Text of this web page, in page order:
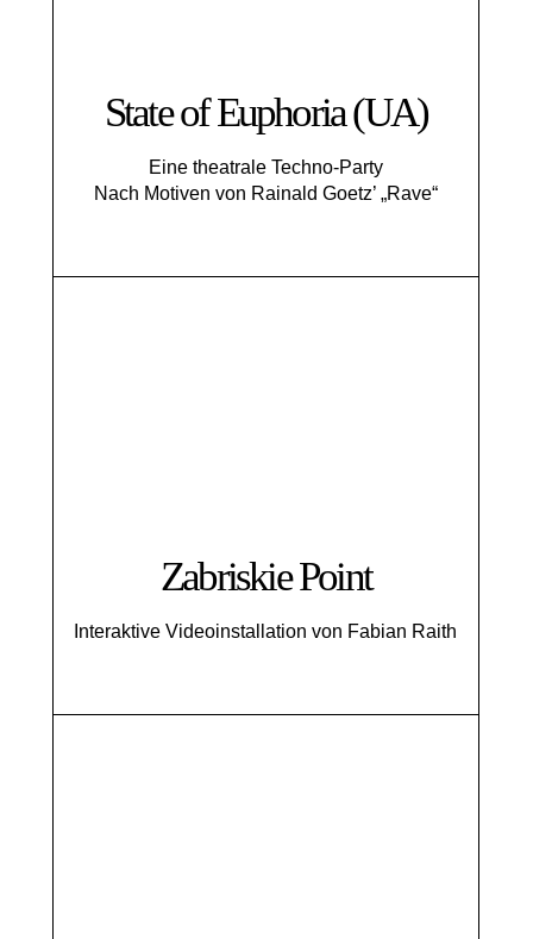
State of Euphoria (UA)
Eine theatrale Techno-Party
Nach Motiven von Rainald Goetz’ „Rave“
Zabriskie Point
Interaktive Videoinstallation von Fabian Raith